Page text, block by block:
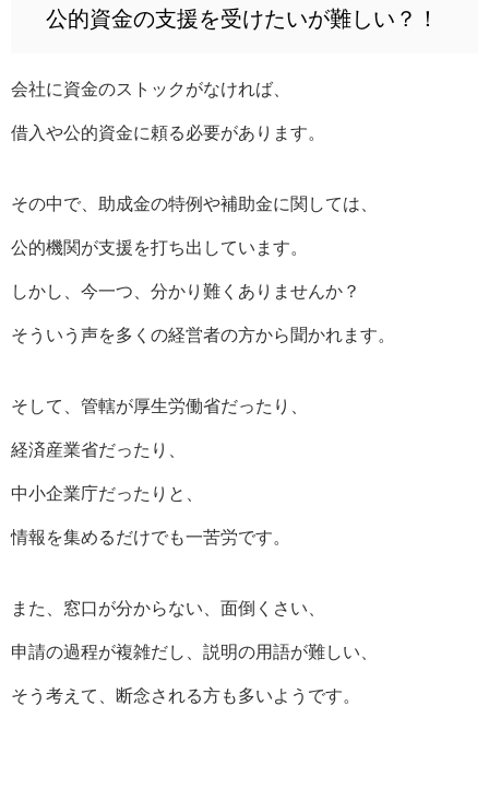
公的資金の支援を受けたいが難しい？！
会社に資金のストックがなければ、
借入や公的資金に頼る必要があります。
その中で、助成金の特例や補助金に関しては、
公的機関が支援を打ち出しています。
しかし、今一つ、分かり難くありませんか？
そういう声を多くの経営者の方から聞かれます。
そして、管轄が厚生労働省だったり、
経済産業省だったり、
中小企業庁だったりと、
情報を集めるだけでも一苦労です。
また、窓口が分からない、面倒くさい、
申請の過程が複雑だし、説明の用語が難しい、
そう考えて、断念される方も多いようです。